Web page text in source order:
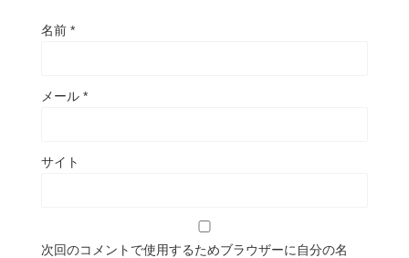
名前 *
メール *
サイト
次回のコメントで使用するためブラウザーに自分の名